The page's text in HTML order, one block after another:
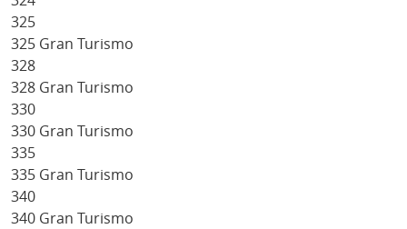
325
325 Gran Turismo
328
328 Gran Turismo
330
330 Gran Turismo
335
335 Gran Turismo
340
340 Gran Turismo